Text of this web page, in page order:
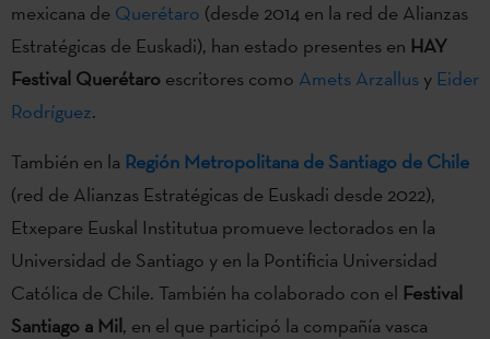
mexicana de Querétaro (desde 2014 en la red de Alianzas
Estratégicas de Euskadi), han estado presentes en HAY
Festival Querétaro escritores como Amets Arzallus y Eider
Rodríguez.
También en la Región Metropolitana de Santiago de Chile
(red de Alianzas Estratégicas de Euskadi desde 2022),
Etxepare Euskal Institutua promueve lectorados en la
Universidad de Santiago y en la Pontificia Universidad
Católica de Chile. También ha colaborado con el Festival
Santiago a Mil, en el que participó la compañía vasca